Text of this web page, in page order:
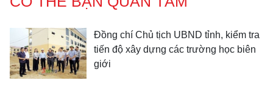
Đồng chí Chủ tịch UBND tỉnh, kiểm tra
tiến độ xây dựng các trường học biên
giới